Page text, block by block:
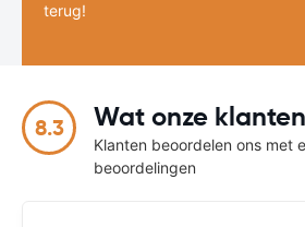
terug!
8.3 Wat onze
Klanten beoordelen ons met
beoordelingen